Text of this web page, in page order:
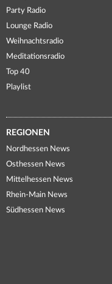
Party Radio
Lounge Radio
Weihnachtsradio
Meditationsradio
Top 40
Playlist
REGIONEN
Nordhessen News
Osthessen News
Mittelhessen News
Rhein-Main News
Südhessen News